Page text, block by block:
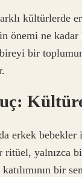
kültürlerde
önemi ne
bir
erkek
ritüel, yalnızca
katılımının bir